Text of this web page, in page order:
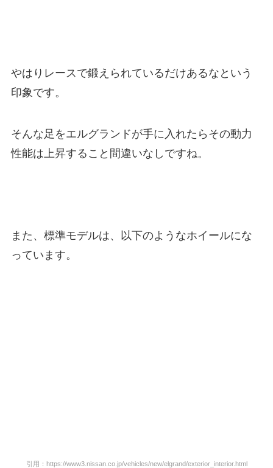
やはりレースで鍛えられているだけあるなという
印象です。
そんな足をエルグランドが手に入れたらその動力
性能は上昇すること間違いなしですね。
また、標準モデルは、以下のようなホイールにな
っています。
引用：https://www3.nissan.co.jp/vehicles/new/elgrand/exterior_interior.html